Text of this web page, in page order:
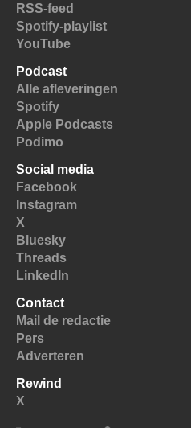
RSS-feed
Spotify-playlist
YouTube
Podcast
Alle afleveringen
Spotify
Apple Podcasts
Podimo
Social media
Facebook
Instagram
X
Bluesky
Threads
LinkedIn
Contact
Mail de redactie
Pers
Adverteren
Rewind
X